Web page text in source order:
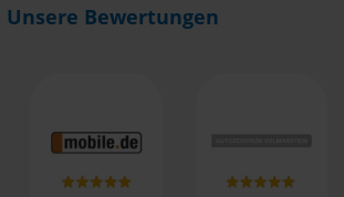
Bewertungen